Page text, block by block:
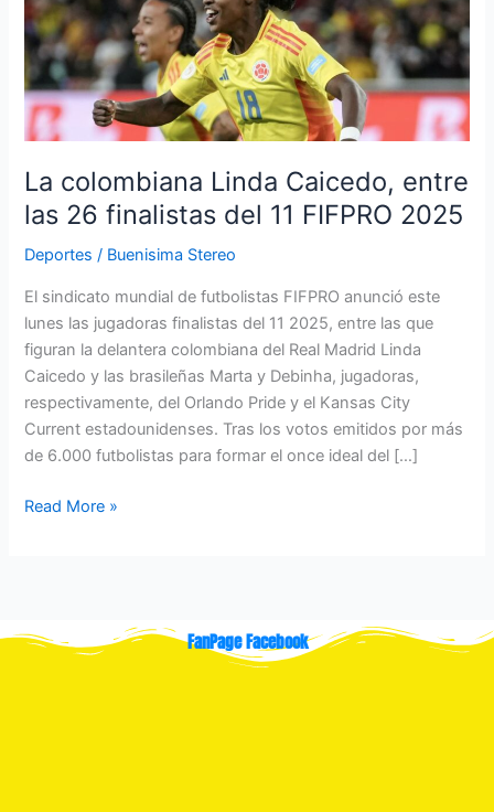
La colombiana Linda Caicedo, entre
las 26 finalistas del 11 FIFPRO 2025
Deportes / Buenisima Stereo
El sindicato mundial de futbolistas FIFPRO anunció este
lunes las jugadoras finalistas del 11 2025, entre las que
figuran la delantera colombiana del Real Madrid Linda
Caicedo y las brasileñas Marta y Debinha, jugadoras,
respectivamente, del Orlando Pride y el Kansas City
Current estadounidenses. Tras los votos emitidos por más
de 6.000 futbolistas para formar el once ideal del […]
Linda
Caicedo,
entre
las
26
finalistas
del
11
FIFPRO
2025
Read More »
FanPage Facebook